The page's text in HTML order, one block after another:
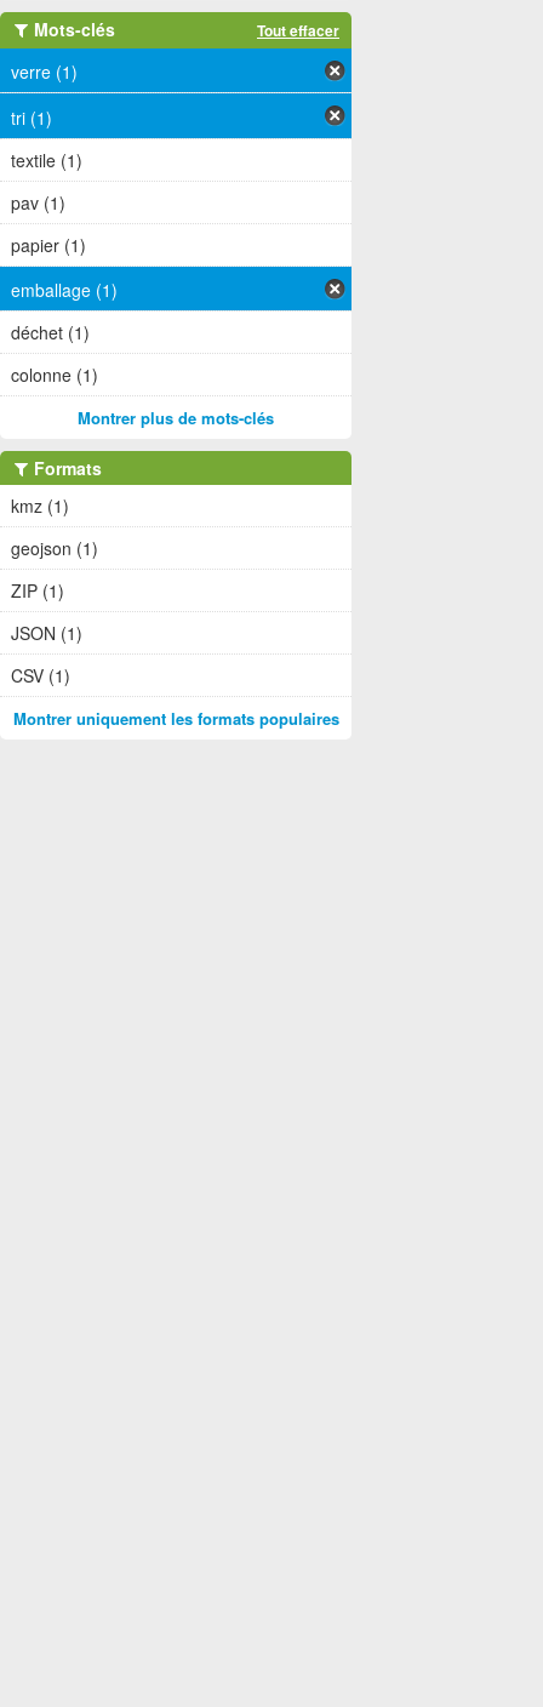
Mots-clés Tout effacer
verre (1)
tri (1)
textile (1)
pav (1)
papier (1)
emballage (1)
déchet (1)
colonne (1)
Montrer plus de mots-clés
Formats
kmz (1)
geojson (1)
ZIP (1)
JSON (1)
CSV (1)
Montrer uniquement les formats populaires